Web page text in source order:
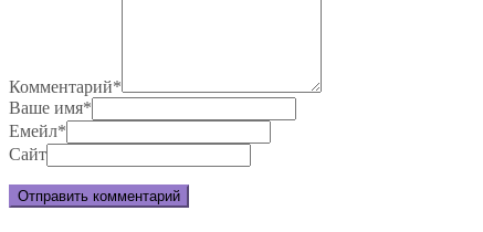
Комментарий*
Ваше имя*
Емейл*
Сайт